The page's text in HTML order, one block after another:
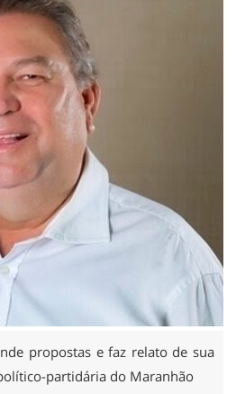
propostas e faz relato de sua
partidária do Maranhão